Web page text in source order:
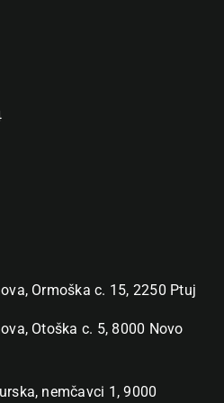
Ormoška c. 15, 2250 Ptuj
Otoška c. 5, 8000 Novo
nemčavci 1, 9000